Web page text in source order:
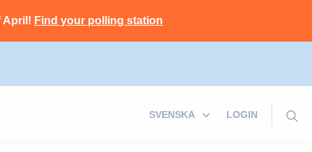
April! Find your polling station
LOGIN